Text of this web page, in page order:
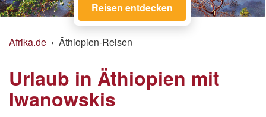
Reisen entdecken
Afrika.de Äthiopien-Reisen
Urlaub in Äthiopien mit
Iwanowskis